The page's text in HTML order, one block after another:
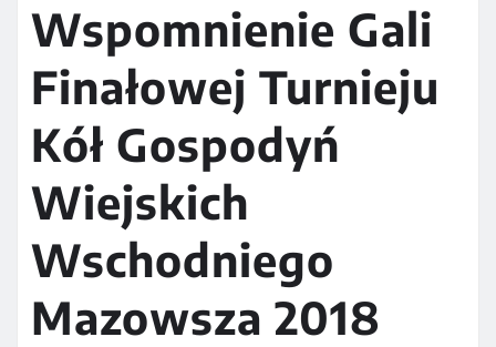
Wspomnienie Gali
Finałowej Turnieju
Kół Gospodyń
Wiejskich
Wschodniego
Mazowsza 2018